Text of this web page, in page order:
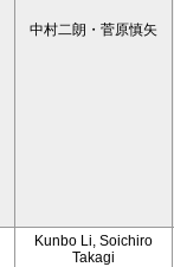
中村二朗・菅原慎矢
Kunbo Li, Soichiro
Takagi